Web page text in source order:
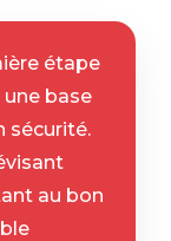
étape
base
sécurité.
au bon